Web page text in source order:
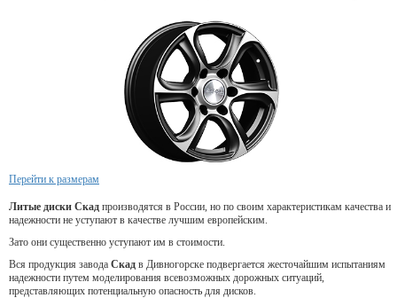
Перейти к размерам
Литые диски Скад производятся в России, но по своим характеристикам качества и
надежности не уступают в качестве лучшим европейским.
Зато они существенно уступают им в стоимости.
Вся продукция завода Скад в Дивногорске подвергается жесточайшим испытаниям
надежности путем моделирования всевозможных дорожных ситуаций,
представляющих потенциальную опасность для дисков.